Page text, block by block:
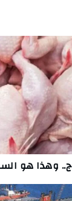
وهذا هو